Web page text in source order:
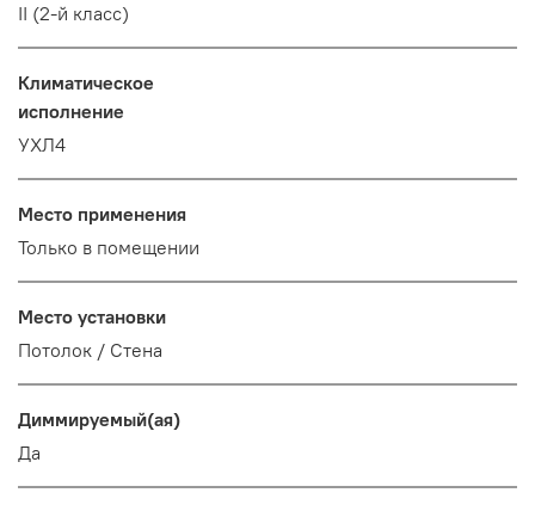
II (2-й класс)
Климатическое
исполнение
УХЛ4
Место применения
Только в помещении
Место установки
Потолок / Cтена
Диммируемый(ая)
Да